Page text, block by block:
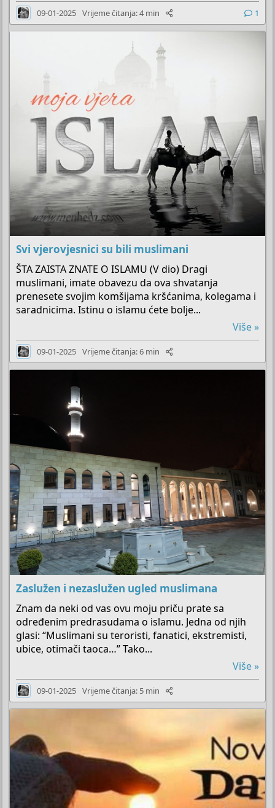
09-01-2025 Vrijeme čitanja: 4 min 1
Svi vjerovjesnici su bili muslimani
ŠTA ZAISTA ZNATE O ISLAMU (V dio) Dragi
muslimani, imate obavezu da ova shvatanja
prenesete svojim komšijama kršćanima, kolegama i
saradnicima. Istinu o islamu ćete bolje...
Više »
09-01-2025 Vrijeme čitanja: 6 min
Zaslužen i nezaslužen ugled muslimana
Znam da neki od vas ovu moju priču prate sa
određenim predrasudama o islamu. Jedna od njih
glasi: “Muslimani su teroristi, fanatici, ekstremisti,
ubice, otimači taoca…” Tako...
Više »
09-01-2025 Vrijeme čitanja: 5 min